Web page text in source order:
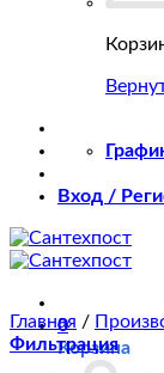
Вход /
0
Корзина
Главная /
Фильтрация